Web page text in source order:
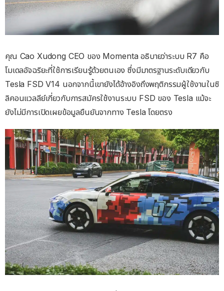
คุณ Cao Xudong CEO ของ Momenta อธิบายว่าระบบ R7 คือ
โมเดลอัจฉริยะที่ใช้การเรียนรู้ด้วยตนเอง ซึ่งมีมาตรฐานระดับเดียวกับ
Tesla FSD V14 นอกจากนี้เขายังได้อ้างอิงถึงพฤติกรรมผู้ใช้งานในซิ
ลิคอนแวลลีย์เกี่ยวกับการสมัครใช้งานระบบ FSD ของ Tesla แม้จะ
ยังไม่มีการเปิดเผยข้อมูลยืนยันจากทาง Tesla โดยตรง